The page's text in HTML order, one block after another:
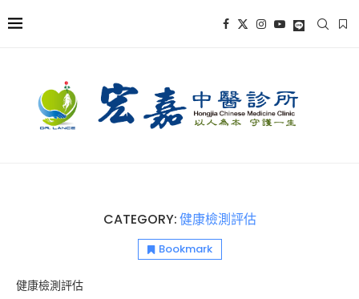
CATEGORY:健康檢測評估
Bookmark
健康檢測評估